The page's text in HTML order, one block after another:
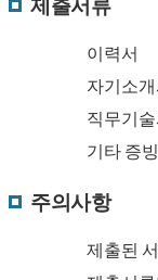
이력서
자기소개
직무기
기타 증
주의사항
제출된